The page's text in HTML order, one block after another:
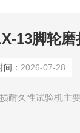
13脚轮
： 2026-07-28
耐久性试验机主